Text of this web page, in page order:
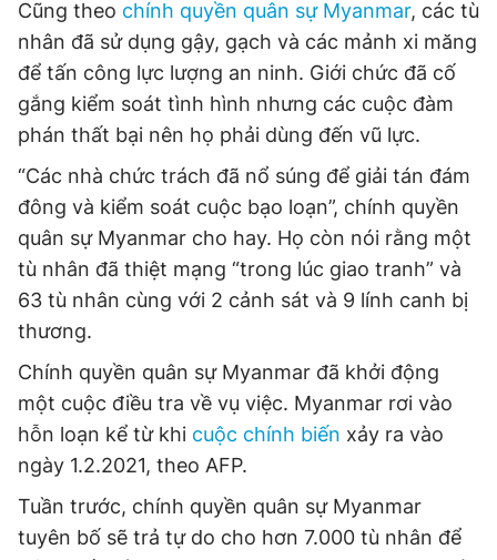
Giấy phép xuất bản số 110/GP - BTTTT cấp ngày 24.3.2020
© 2003-2026 Bản quyền thuộc về Báo Thanh Niên. Cấm sao
chép dưới mọi hình thức nếu không có sự chấp thuận bằng văn
bản. Phát triển bởi ePi Technologies, JSC.
Cũng theo chính quyền quân sự Myanmar, các tù
nhân đã sử dụng gậy, gạch và các mảnh xi măng
để tấn công lực lượng an ninh. Giới chức đã cố
gắng kiểm soát tình hình nhưng các cuộc đàm
phán thất bại nên họ phải dùng đến vũ lực.
“Các nhà chức trách đã nổ súng để giải tán đám
đông và kiểm soát cuộc bạo loạn”, chính quyền
quân sự Myanmar cho hay. Họ còn nói rằng một
tù nhân đã thiệt mạng “trong lúc giao tranh” và
63 tù nhân cùng với 2 cảnh sát và 9 lính canh bị
thương.
Chính quyền quân sự Myanmar đã khởi động
một cuộc điều tra về vụ việc. Myanmar rơi vào
hỗn loạn kể từ khi cuộc chính biến xảy ra vào
ngày 1.2.2021, theo AFP.
Tuần trước, chính quyền quân sự Myanmar
tuyên bố sẽ trả tự do cho hơn 7.000 tù nhân để